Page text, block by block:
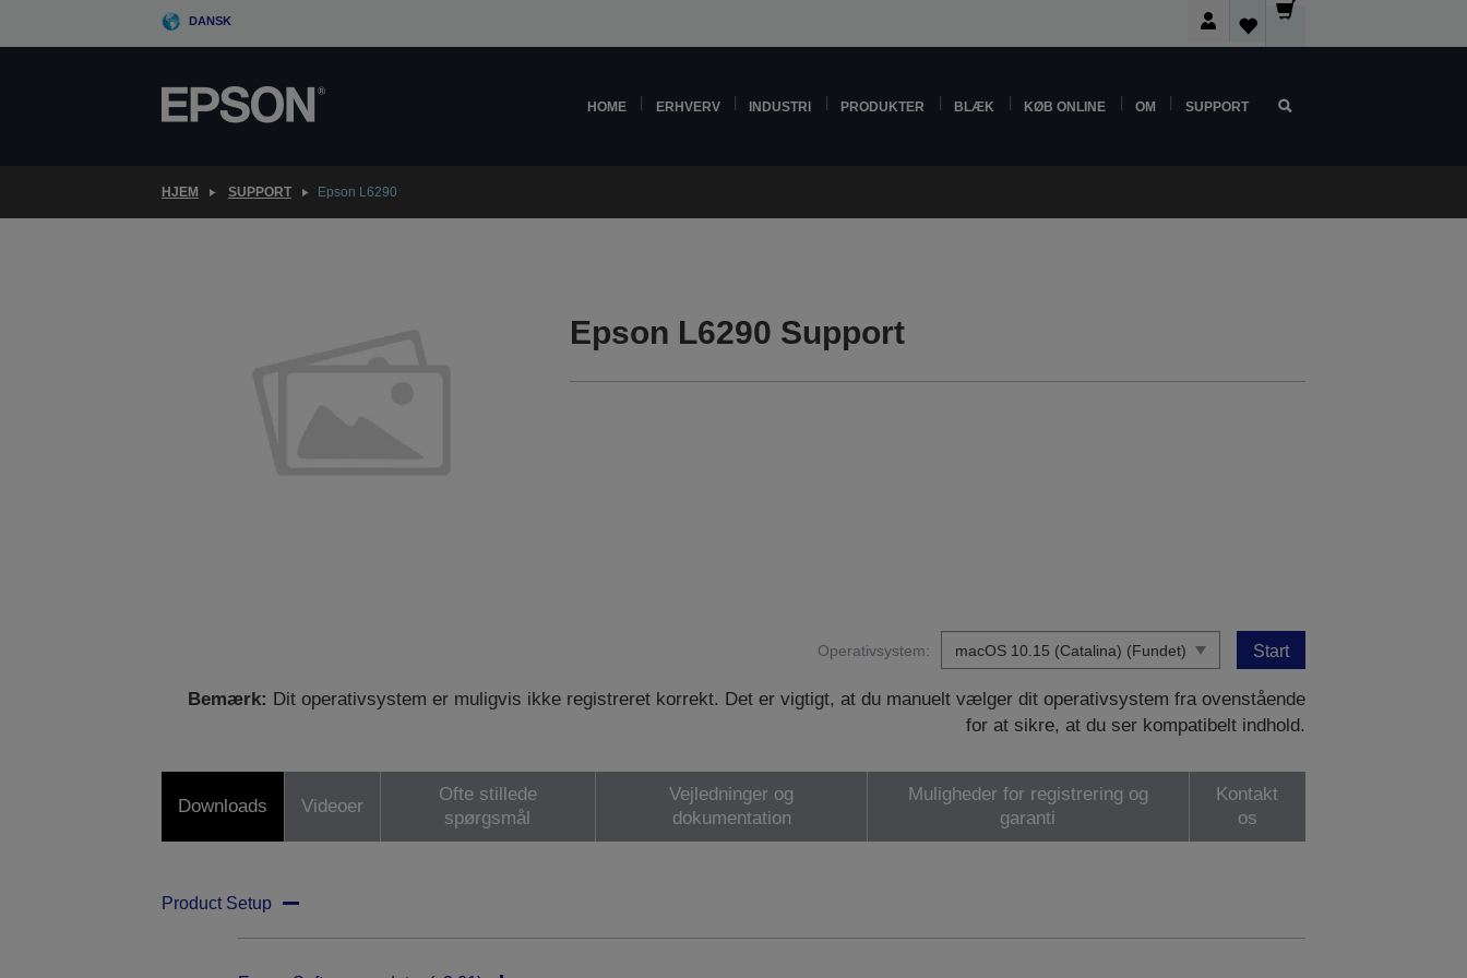
DANSK
HOME ERHVERV INDUSTRI PRODUKTER BLÆK KØB ONLINE OM SUPPORT
HJEM SUPPORT Epson L6290
Epson L6290 Support
Operativsystem: Start
Bemærk: Dit operativsystem er muligvis ikke registreret korrekt. Det er vigtigt, at du manuelt vælger dit operativsystem fra ovenstående
for at sikre, at du ser kompatibelt indhold.
Downloads Videoer
Ofte stillede
spørgsmål
Vejledninger og
dokumentation
Muligheder for registrering og
garanti
Kontakt
os
Product Setup